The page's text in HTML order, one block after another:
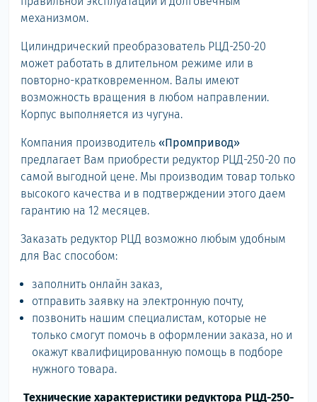
механизмом.
Цилиндрический преобразователь РЦД-250-20
может работать в длительном режиме или в
повторно-кратковременном. Валы имеют
возможность вращения в любом направлении.
Корпус выполняется из чугуна.
Компания производитель «Промпривод»
предлагает Вам приобрести редуктор РЦД-250-20 по
самой выгодной цене. Мы производим товар только
высокого качества и в подтверждении этого даем
гарантию на 12 месяцев.
Заказать редуктор РЦД возможно любым удобным
для Вас способом:
заполнить онлайн заказ,
отправить заявку на электронную почту,
позвонить нашим специалистам, которые не
только смогут помочь в оформлении заказа, но и
окажут квалифицированную помощь в подборе
нужного товара.
Технические характеристики редуктора РЦД-250-